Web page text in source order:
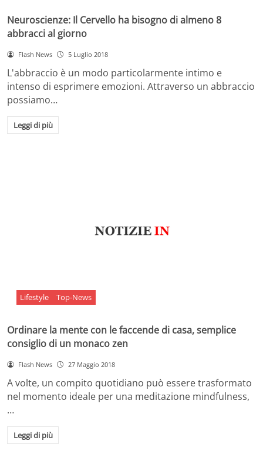
Neuroscienze: Il Cervello ha bisogno di almeno 8
abbracci al giorno
Flash News 5 Luglio 2018
L'abbraccio è un modo particolarmente intimo e
intenso di esprimere emozioni. Attraverso un abbraccio
possiamo…
Leggi di più
Lifestyle Top-News
Ordinare la mente con le faccende di casa, semplice
consiglio di un monaco zen
Flash News 27 Maggio 2018
A volte, un compito quotidiano può essere trasformato
nel momento ideale per una meditazione mindfulness,
…
Leggi di più